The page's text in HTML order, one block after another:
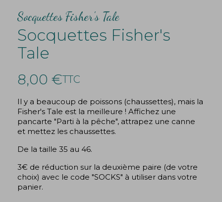
Socquettes Fisher's Tale
Socquettes Fisher's
Tale
8,00 €TTC
Il y a beaucoup de poissons (chaussettes), mais la
Fisher's Tale est la meilleure ! Affichez une
pancarte "Parti à la pêche", attrapez une canne
et mettez les chaussettes.
De la taille 35 au 46.
3€ de réduction sur la deuxième paire (de votre
choix) avec le code "SOCKS" à utiliser dans votre
panier.